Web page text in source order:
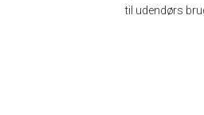
til udendørs